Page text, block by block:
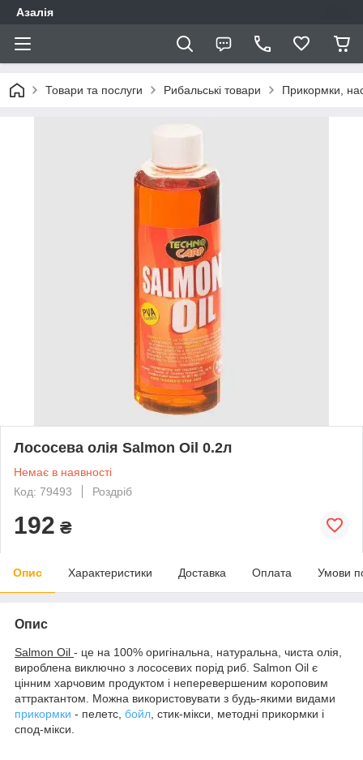
Азалія
Товари та послуги Рибальські товари Прикормки,
Лососева олія Salmon Oil 0.2л
Немає в наявності
Код: 79493
Роздріб
192 ₴
Опис Характеристики Доставка Оплата Умови
Опис
Salmon Oil - це на 100% оригінальна, натуральна, чиста олія,
вироблена виключно з лососевих порід риб. Salmon Oil є
цінним харчовим продуктом і неперевершеним короповим
аттрактантом. Можна використовувати з будь-якими видами
прикормки - пелетс, бойл , стик-мікси, методні прикормки і
спод-мікси.